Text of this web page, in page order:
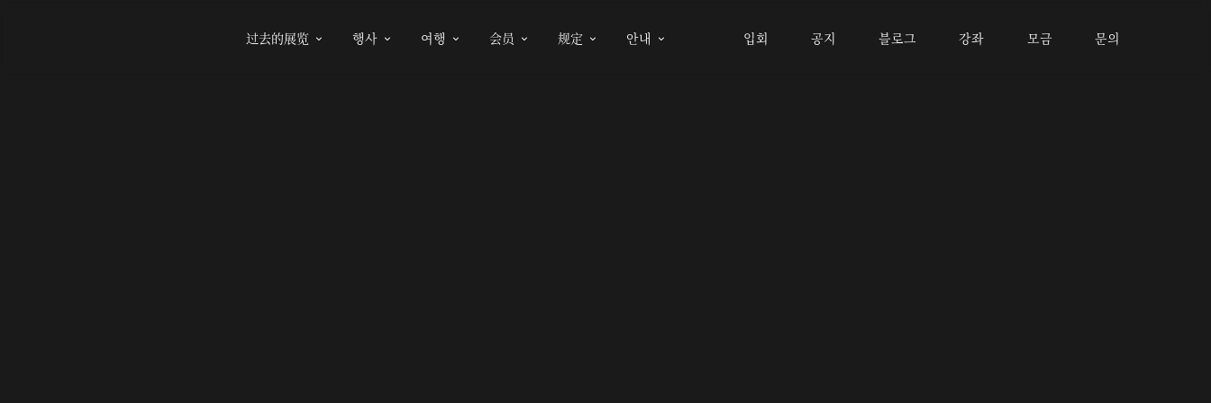
过去的展览  행사  여행  会员  规定  안내  입회 공지 블로그 강좌 모금 문의